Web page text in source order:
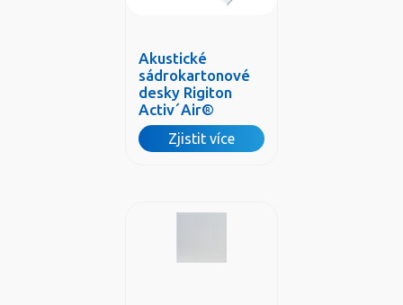
Akustické
sádrokartonové
desky Rigiton
Activ´Air®
Zjistit více